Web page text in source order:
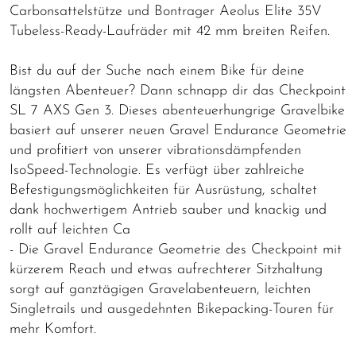
Carbonsattelstütze und Bontrager Aeolus Elite 35V
Tubeless-Ready-Laufräder mit 42 mm breiten Reifen.
Bist du auf der Suche nach einem Bike für deine
längsten Abenteuer? Dann schnapp dir das Checkpoint
SL 7 AXS Gen 3. Dieses abenteuerhungrige Gravelbike
basiert auf unserer neuen Gravel Endurance Geometrie
und profitiert von unserer vibrationsdämpfenden
IsoSpeed-Technologie. Es verfügt über zahlreiche
Befestigungsmöglichkeiten für Ausrüstung, schaltet
dank hochwertigem Antrieb sauber und knackig und
rollt auf leichten Ca
- Die Gravel Endurance Geometrie des Checkpoint mit
kürzerem Reach und etwas aufrechterer Sitzhaltung
sorgt auf ganztägigen Gravelabenteuern, leichten
Singletrails und ausgedehnten Bikepacking-Touren für
mehr Komfort.